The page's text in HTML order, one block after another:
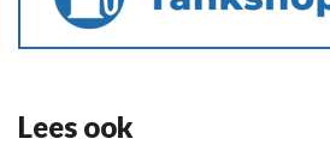
Lees ook